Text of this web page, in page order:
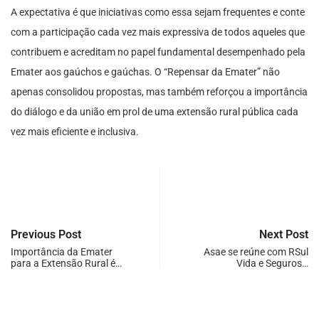
A expectativa é que iniciativas como essa sejam frequentes e conte
com a participação cada vez mais expressiva de todos aqueles que
contribuem e acreditam no papel fundamental desempenhado pela
Emater aos gaúchos e gaúchas. O “Repensar da Emater” não
apenas consolidou propostas, mas também reforçou a importância
do diálogo e da união em prol de uma extensão rural pública cada
vez mais eficiente e inclusiva.
Previous Post
Importância da Emater
para a Extensão Rural é…
Next Post
Asae se reúne com RSul
Vida e Seguros…